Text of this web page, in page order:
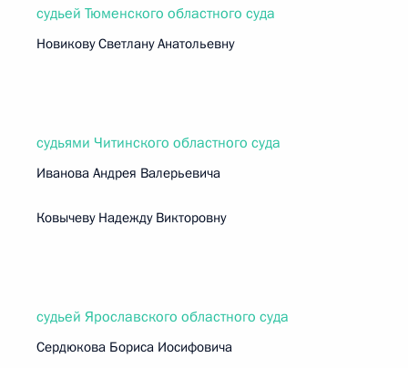
судьей Тюменского областного суда
Новикову Светлану Анатольевну
судьями Читинского областного суда
Иванова Андрея Валерьевича
Ковычеву Надежду Викторовну
судьей Ярославского областного суда
Сердюкова Бориса Иосифовича